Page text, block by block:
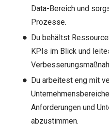
Data-Bereich und
Prozesse.
Du behältst
KPIs im Blick und
Du arbeitest eng mit
Anforderungen und
abzustimmen.